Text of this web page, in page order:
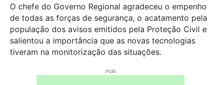
O chefe do Governo Regional agradeceu o empenho
de todas as forças de segurança, o acatamento pela
população dos avisos emitidos pela Proteção Civil e
salientou a importância que as novas tecnologias
tiveram na monitorização das situações.